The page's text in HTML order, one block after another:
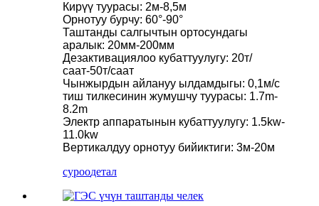
Кирүү туурасы: 2м-8,5м
Орнотуу бурчу: 60°-90°
Таштанды салгычтын ортосундагы
аралык: 20мм-200мм
Дезактивациялоо кубаттуулугу: 20т/
саат-50т/саат
Чынжырдын айлануу ылдамдыгы: 0,1м/с
тиш тилкесинин жумушчу туурасы: 1.7m-
8.2m
Электр аппаратынын кубаттуулугу: 1.5kw-
11.0kw
Вертикалдуу орнотуу бийиктиги: 3м-20м
суроодетал